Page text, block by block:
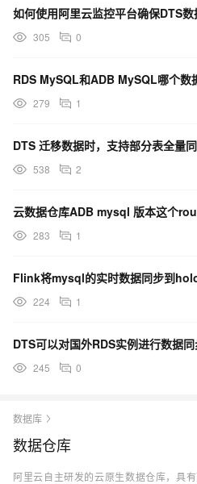
305 0
RDS MySQL和ADB MySQL哪个数
279 1
DTS 迁移数据时，支持部分表全量
538 2
283 1
224 1
DTS可以对国外RDS实例进行数据同
245 0
数据库
数据仓库
阿里云自主研发的云原生数据仓库，具